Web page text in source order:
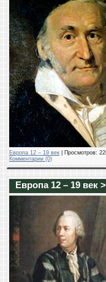
Европа 12 – 19 век | Просмотров:
Комментарии (0)
Европа 12 – 19 век